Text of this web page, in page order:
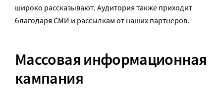
широко рассказывают. Аудитория также приходит
благодаря СМИ и рассылкам от наших партнеров.
Массовая информационная
кампания